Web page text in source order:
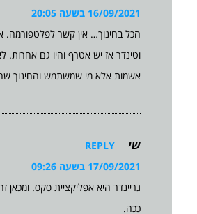
16/09/2021 בשעה 20:05
הכל בחינוך… אין קשר לפלטפורמה.
וטינדר אז יש אטרף והיו גם אחרות.
אשמות אלא מי שמשתמש והחינוך
שי
REPLY
17/09/2021 בשעה 09:26
גריינדר היא אפליקציית סקס. ומכאן
ככה.